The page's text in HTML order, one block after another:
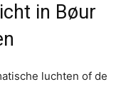
in Bøur
luchten of de